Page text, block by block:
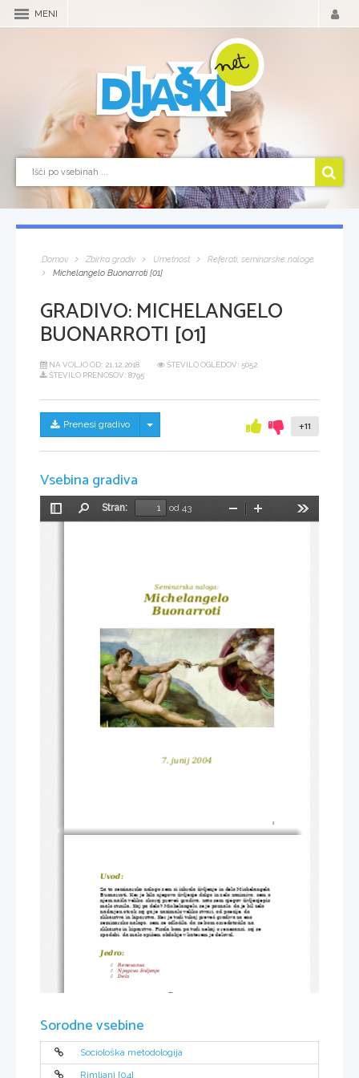
MENI
Domov Zbirka gradiv Umetnost
Referati, seminarske naloge
Michelangelo Buonarroti [01]
GRADIVO:MICHELANGELO
BUONARROTI [01]
NA VOLJO OD: 21.12.2018
ŠTEVILO OGLEDOV: 5052
ŠTEVILO PRENOSOV: 8795
Prenesi gradivo Skrij/prikaži meni +11
Vsebina gradiva
Preklopi
Stran:
od 43
Pomanjšaj
Seminarska naloga:
Michelangelo
Buonarroti
7. junij 2004
Uvod:
Za to seminarsko nalogo sem si izbrala življenje in delo Michelangela
Buonarroti. Ker je bilo njegovo življenje dolgo in zelo zanimivo, sem o
njem našla veliko, skoraj preveč gradiva, zato sem njegov življenjepis
malo strnila. Kaj pa delo? Michelangelu se je poznalo, da je bil zelo
nadarjen otrok saj ga je zanimalo veliko stvari, od poezije, do
slikarstva in kiparstva. Ker je tudi tukaj preveč gradiva za eno
seminarsko nalogo, sem se odločila, da se bom osredotočila na
slikarsto in kiparstvo. Pisala bom pa tudi nekaj o renesansi, saj se
spodobi, da malo opišem obdobje v katerem je deloval.
Jedro:
 Renesansa
 Njegovo življenje
 Dela
Renesansa
Renesansa se je razvila v krogu svobodomiselnih italijanskih mestnih
držav z mogočnim meščanstvom na čelu. Umetnikom so zaupali
dali nove dimenzije, nov pomen in obliko, da bodo v marmor izklesali
portreti. Umetnik je kar naenkrat postal ena osrednjih osebnosti v
renesančni družbi, pripadel mu je položaj intelektualca. Bil je
razgledan in družabnik filozofov ter pesnikov.
Sorodne vsebine
Sociološka metodologija
Rimljani [04]